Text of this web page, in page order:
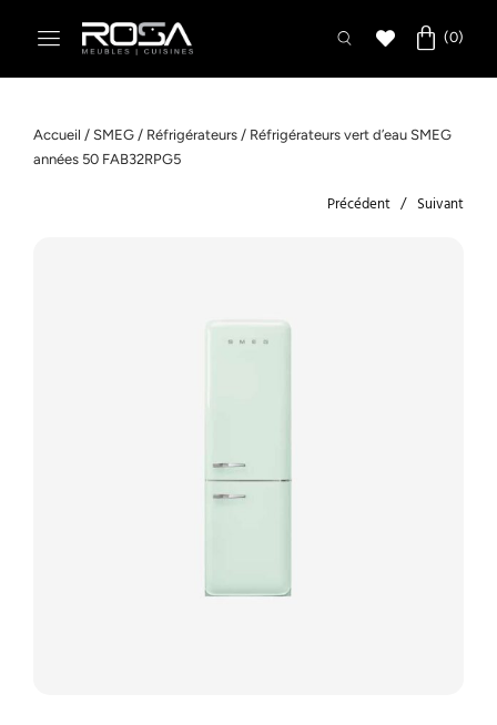
Accueil / SMEG / Réfrigérateurs / Réfrigérateurs vert d’eau SMEG
années 50 FAB32RPG5
Précédent Suivant